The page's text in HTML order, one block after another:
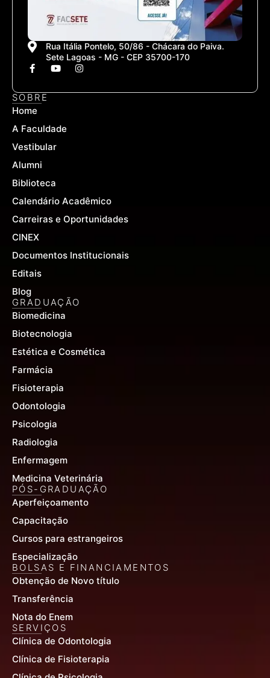
Rua Itália Pontelo, 50/86 - Chácara do Paiva.
Sete Lagoas - MG - CEP 35700-170
F
a
e
b
o
k
f
Y
t
I
n
t
SOBRE
Home
A Faculdade
Vestibular
Alumni
Biblioteca
Calendário Acadêmico
Carreiras e Oportunidades
CINEX
Documentos Institucionais
Editais
Blog
GRADUAÇÃO
Biomedicina
Biotecnologia
Estética e Cosmética
Farmácia
Fisioterapia
Odontologia
Psicologia
Radiologia
Enfermagem
Medicina Veterinária
PÓS-GRADUAÇÃO
Aperfeiçoamento
Capacitação
Cursos para estrangeiros
Especialização
BOLSAS E FINANCIAMENTOS
Obtenção de Novo título
Transferência
Nota do Enem
SERVIÇOS
Clínica de Odontologia
Clínica de Fisioterapia